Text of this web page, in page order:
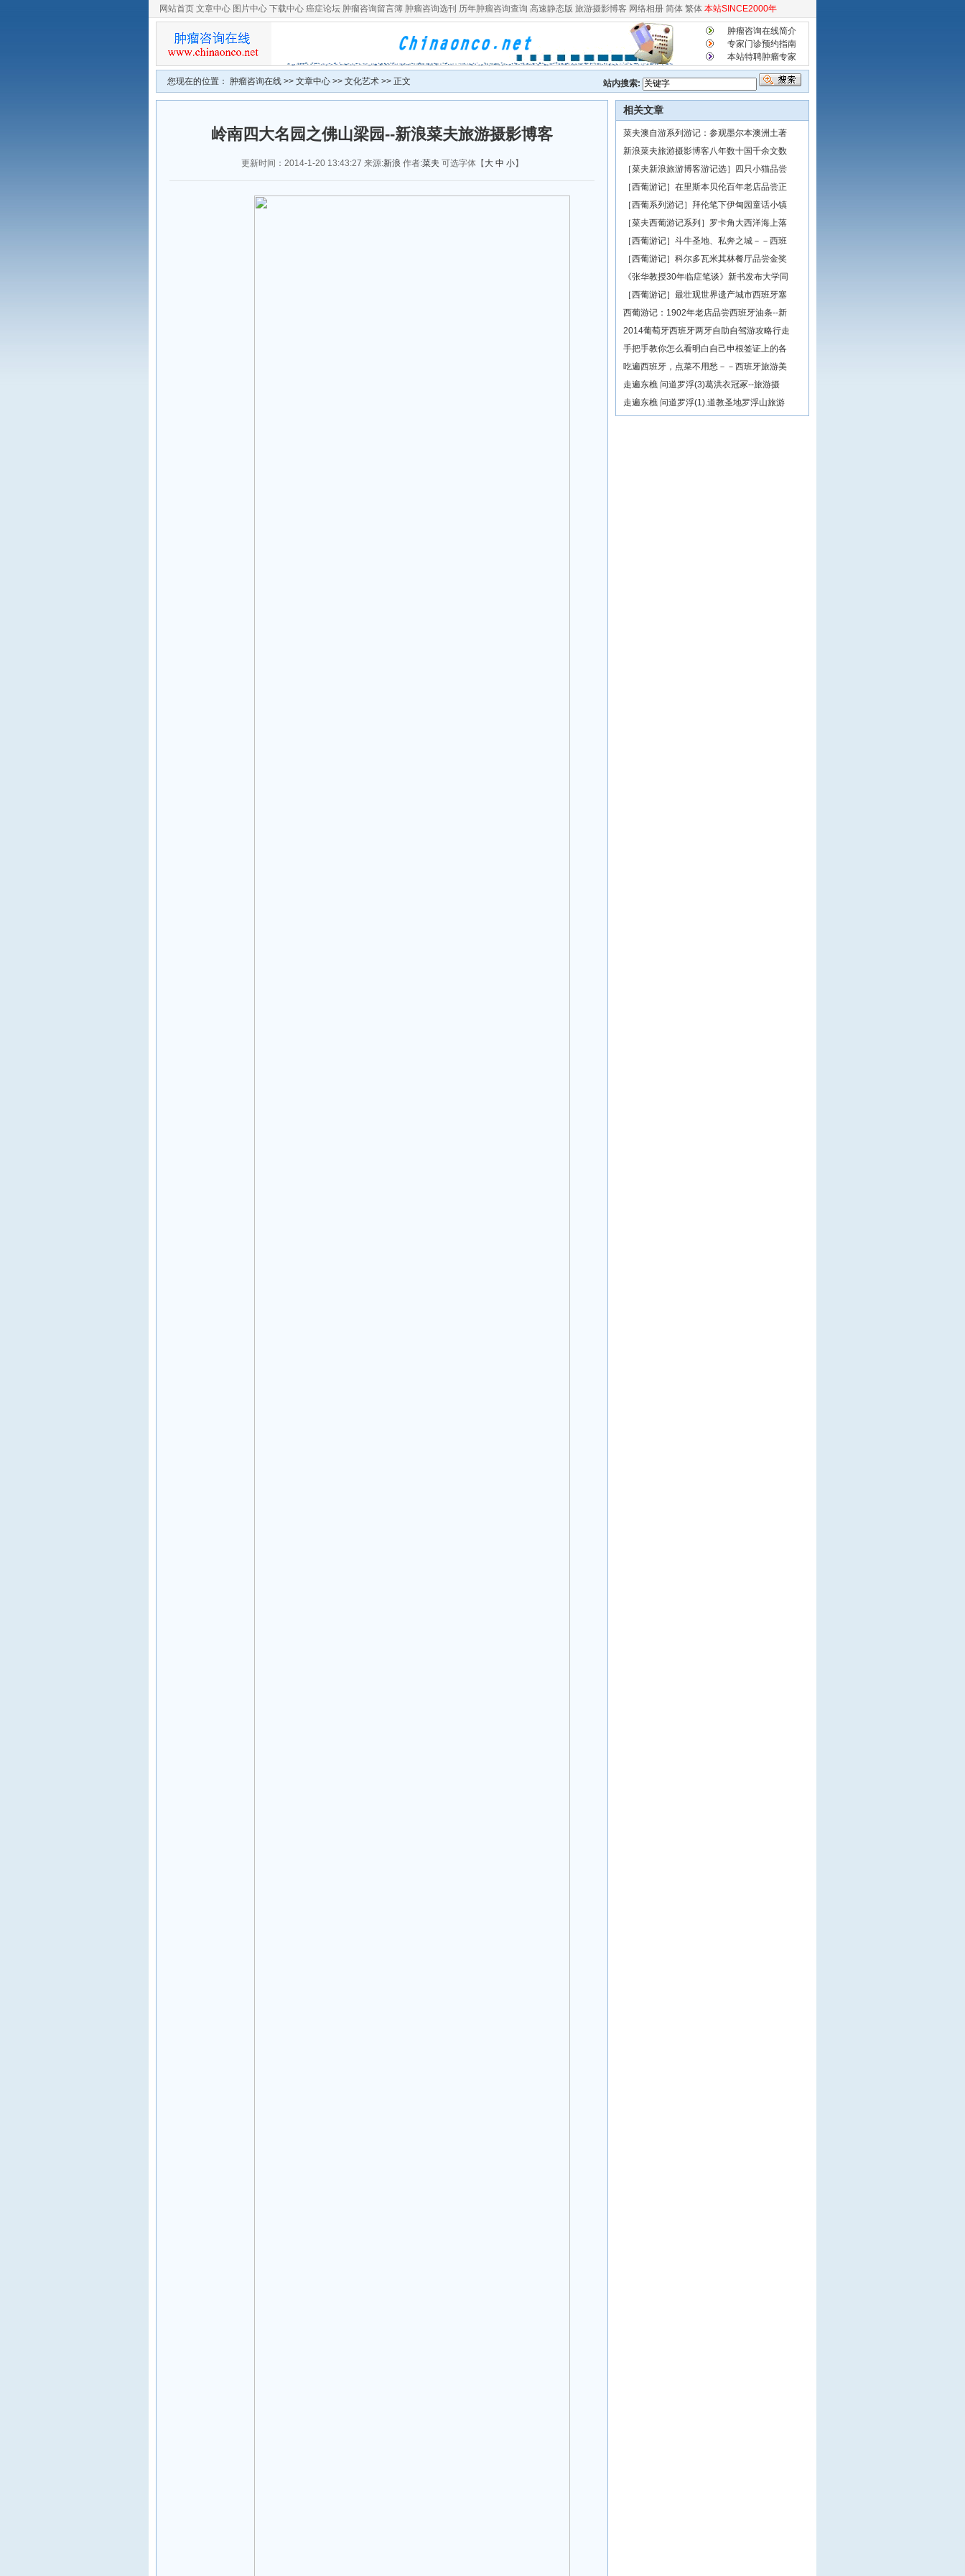
网站首页 文章中心 图片中心 下载中心 癌症论坛 肿瘤咨询留言簿 肿瘤咨询选刊 历年肿瘤咨询查询 高速静态版 旅游摄影愽客 网络相册 简体 繁体 本站SINCE2000年
肿瘤咨询在线简介
专家门诊预约指南
本站特聘肿瘤专家
站内搜索:
您现在的位置： 肿瘤咨询在线 >> 文章中心 >> 文化艺术 >> 正文
岭南四大名园之佛山梁园--新浪菜夫旅游摄影博客
更新时间：2014-1-20 13:43:27 来源:新浪 作者:菜夫 可选字体【 大 中 小】
相关文章
菜夫澳自游系列游记：参观墨尔本澳洲土著
新浪菜夫旅游摄影博客八年数十国千余文数
［菜夫新浪旅游博客游记选］四只小猫品尝
［西葡游记］在里斯本贝伦百年老店品尝正
［西葡系列游记］拜伦笔下伊甸园童话小镇
［菜夫西葡游记系列］罗卡角大西洋海上落
［西葡游记］斗牛圣地、私奔之城－－西班
［西葡游记］科尔多瓦米其林餐厅品尝金奖
《张华教授30年临症笔谈》新书发布大学同
［西葡游记］最壮观世界遗产城市西班牙塞
西葡游记：1902年老店品尝西班牙油条--新
2014葡萄牙西班牙两牙自助自驾游攻略行走
手把手教你怎么看明白自己申根签证上的各
吃遍西班牙，点菜不用愁－－西班牙旅游美
走遍东樵 问道罗浮(3)葛洪衣冠冢--旅游摄
走遍东樵 问道罗浮(1).道教圣地罗浮山旅游